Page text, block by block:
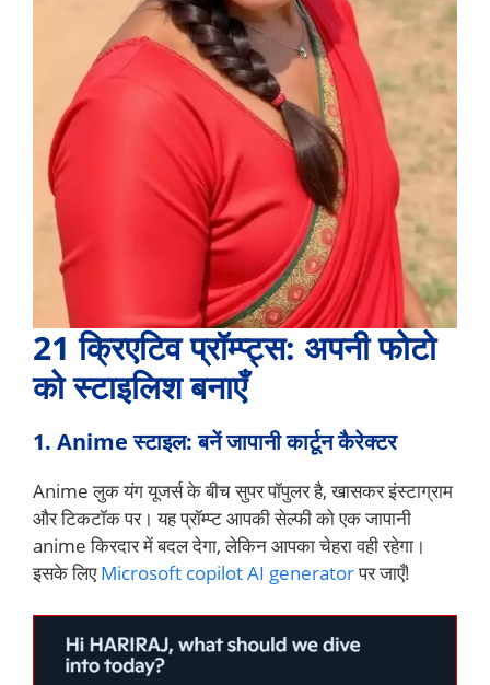
21 क्रिएटिव प्रॉम्प्ट्स: अपनी फोटो
को स्टाइलिश बनाएँ
1. Anime स्टाइल: बनें जापानी कार्टून कैरेक्टर
Anime लुक यंग यूजर्स के बीच सुपर पॉपुलर है, खासकर इंस्टाग्राम
और टिकटॉक पर। यह प्रॉम्प्ट आपकी सेल्फी को एक जापानी
anime किरदार में बदल देगा, लेकिन आपका चेहरा वही रहेगा।
इसके लिएMicrosoft copilot AI generatorपर जाएँ!